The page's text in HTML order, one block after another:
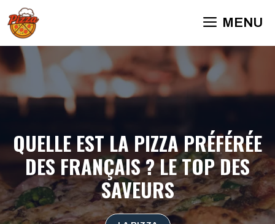
Aller
au
contenu
MENU
QUELLE EST LA PIZZA PRÉFÉRÉE
DES FRANÇAIS ? LE TOP DES
SAVEURS